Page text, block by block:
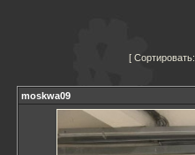
Сортировать:
moskwa09